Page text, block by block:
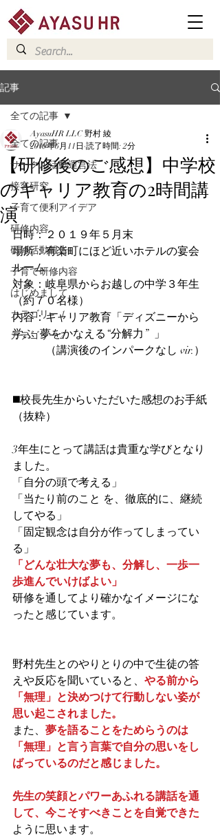
記事
全ての記事
サークル活動運営法
接客研究
子育て便利アイデア
研修内容
研修活動報告
子育て研修内容
はじめまして
カテゴリー 1
カテゴリー 2
全ての記事
【研修後のご感想】中学校
のキャリア教育の2時間講
演
AyasuHR LLC 野村 綾
2019年6月11日 読了時間: 2分
日時：２０１９年５月末
場所：有楽町にほど近いホテルの宴会
ルーム
対象：岐阜県からお越しの中学３年生
（約７０名様）
内容：キャリア教育「ディズニーから
学ぶ  夢をかなえる“分解力”  」
（講演後のインパークなし vir.）
◼️校長先生からいただいた感想のお手紙
（抜粋）
3年生にとって講話は貴重な学びとなり
ました。
「自分の頭で考える」
「当たり前のこと を、徹底的に、継続
してやる」
「固定観念は自分が作ってしまってい
る」
「どんな壮大な夢も、分解し、一歩一
歩進んでいけばよい」
研修を通してより確かなイメージにな
ったと感じています。
野村先生とのやりとりの中で生徒の答
えや反応を聞いていると、 やる前から
「無理」と決めつけて行動しない姿が
思い起こされました。
また、 夢を語ることをためらうのは
「無理」と言う言葉で自分の思いをし
ばっているのだと感じました。
先生の笑顔とパワーあふれる講話を通
して、今こそすべきことを自覚できた
ように思います。